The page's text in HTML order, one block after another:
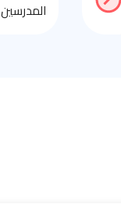
المدرسين